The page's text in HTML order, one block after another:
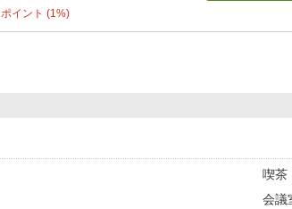
ポイント (1%)
喫茶
会議